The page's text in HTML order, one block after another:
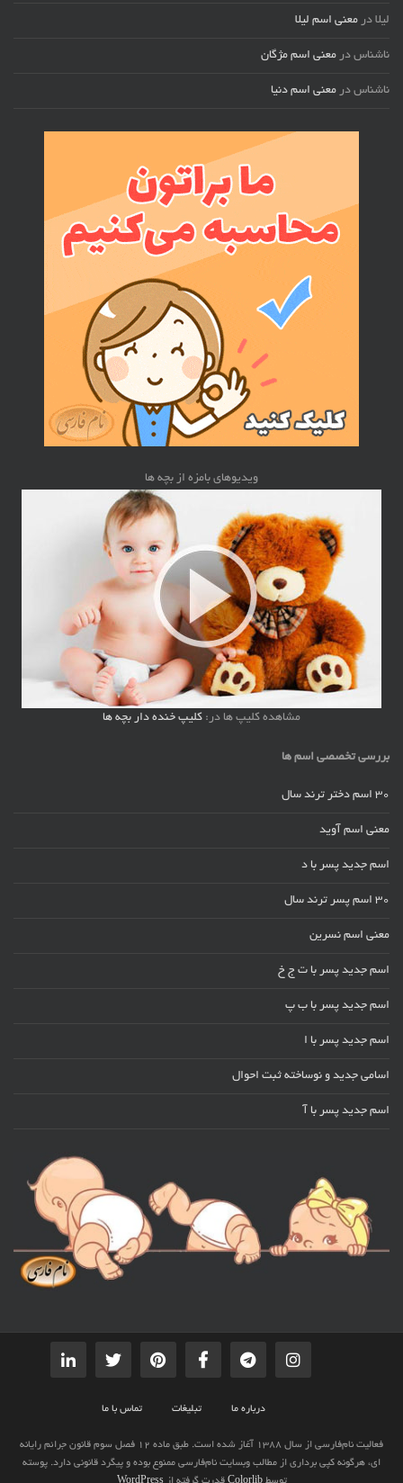
لیلا در معنی اسم لیلا
ناشناس در معنی اسم مژگان
ناشناس در معنی اسم دنیا
ویدیوهای بامزه از بچه ها
مشاهده کلیپ ها در: کلیپ خنده دار بچه ها
بررسی تخصصی اسم ها
30 اسم دختر ترند سال
معنی اسم آوید
اسم جدید پسر با د
30 اسم پسر ترند سال
معنی اسم نسرین
اسم جدید پسر با ت ج خ
اسم جدید پسر با ب پ
اسم جدید پسر با ا
اسامی جدید و نوساخته ثبت احوال
اسم جدید پسر با آ
درباره ما تبلیغات تماس با ما
فعالیت نام‌فارسی از سال 1388 آغاز شده است. طبق ماده 12 فصل سوم قانون جرائم رایانه
ای، هرگونه کپی برداری از مطالب وبسایت نام‌فارسی ممنوع بوده و پیگرد قانونی دارد. پوسته
توسطColorlib قدرت گرفته ازWordPress